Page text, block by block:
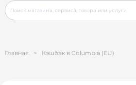
Главная > Кэшбэк в Columbia (EU)